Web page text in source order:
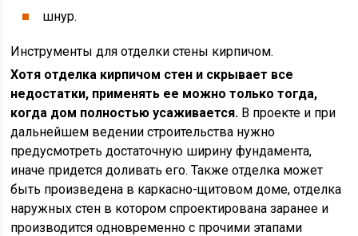
шнур.
Инструменты для отделки стены кирпичом.
Хотя отделка кирпичом стен и скрывает все
недостатки, применять ее можно только тогда,
когда дом полностью усаживается. В проекте и при
дальнейшем ведении строительства нужно
предусмотреть достаточную ширину фундамента,
иначе придется доливать его. Также отделка может
быть произведена в каркасно-щитовом доме, отделка
наружных стен в котором спроектирована заранее и
производится одновременно с прочими этапами